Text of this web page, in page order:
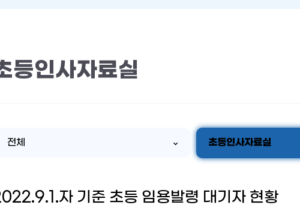
등인사자료실
전체 초등인사자료실
자 기준 초등 임용발령 대기자 현황